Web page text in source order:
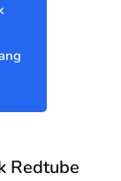
Redtube